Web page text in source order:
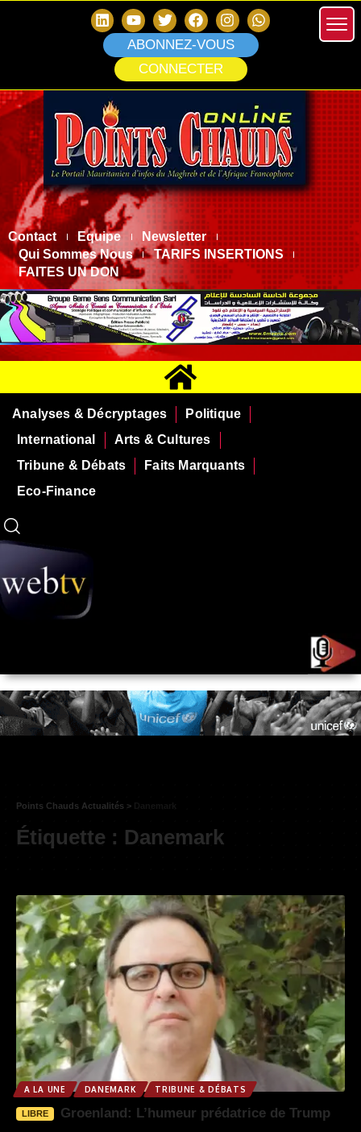
ABONNEZ-VOUS
CONNECTER
Contact Equipe
Newsletter
Qui Sommes Nous
TARIFS INSERTIONS
FAITES UN DON
Analyses & Décryptages
Politique
International
Arts & Cultures
Tribune & Débats
Faits Marquants
Eco-Finance
Points Chauds Actualités >
Étiquette : Danemark
A LA UNE DANEMARK TRIBUNE & DÉBATS
LIBRE Groenland: L’humeur prédatrice de Trump